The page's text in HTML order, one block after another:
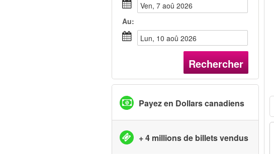
ven, 7 aoû 2026
Au:
lun, 10 aoû 2026
Rechercher
Payez en Dollars canadiens
+ 4 millions de billets vendus